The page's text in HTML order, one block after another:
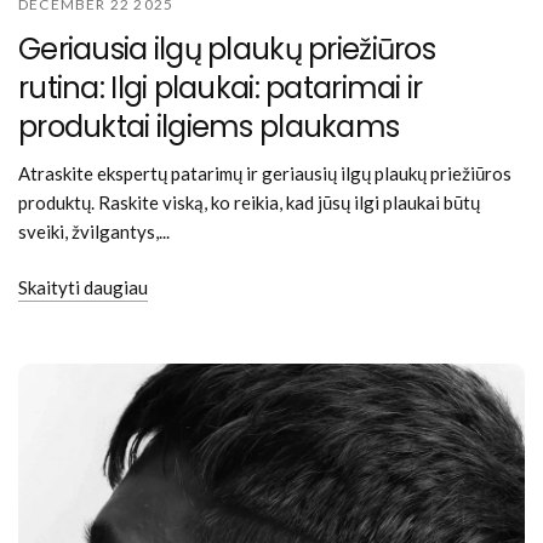
DECEMBER 22 2025
Geriausia ilgų plaukų priežiūros
rutina: Ilgi plaukai: patarimai ir
produktai ilgiems plaukams
Atraskite ekspertų patarimų ir geriausių ilgų plaukų priežiūros
produktų. Raskite viską, ko reikia, kad jūsų ilgi plaukai būtų
sveiki, žvilgantys,...
Skaityti daugiau